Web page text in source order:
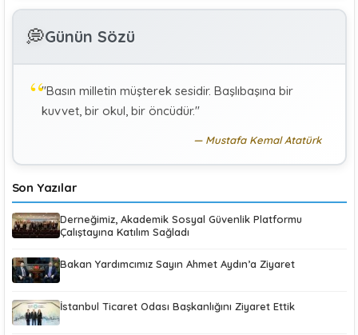
G
Özel Sağlık Hizmeti Sunucularında Görev Yapan
K KÜBRA KOÇ
Uluslararası Sosyal Politika Bağlamında İkili Sosyal
💭Günün Sözü
"Basın milletin müşterek sesidir. Başlıbaşına bir
kuvvet, bir okul, bir öncüdür."
Mustafa Kemal Atatürk
Son Yazılar
Derneğimiz, Akademik Sosyal Güvenlik Platformu
Çalıştayına Katılım Sağladı
Bakan Yardımcımız Sayın Ahmet Aydın’a Ziyaret
İstanbul Ticaret Odası Başkanlığını Ziyaret Ettik